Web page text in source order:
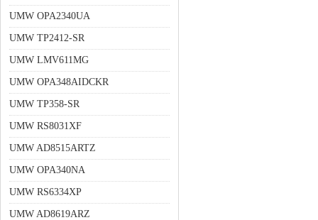
UMW OPA2340UA
UMW TP2412-SR
UMW LMV611MG
UMW OPA348AIDCKR
UMW TP358-SR
UMW RS8031XF
UMW AD8515ARTZ
UMW OPA340NA
UMW RS6334XP
UMW AD8619ARZ